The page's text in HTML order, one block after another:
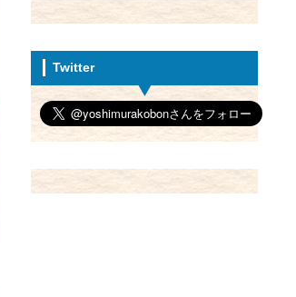
Twitter